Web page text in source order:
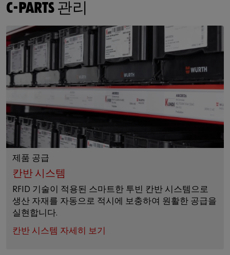
C-PARTS 관리
제품 공급
칸반 시스템
RFID 기술이 적용된 스마트한 투빈 칸반 시스템으로
생산 자재를 자동으로 적시에 보충하여 원활한 공급을
실현합니다.
칸반 시스템 자세히 보기